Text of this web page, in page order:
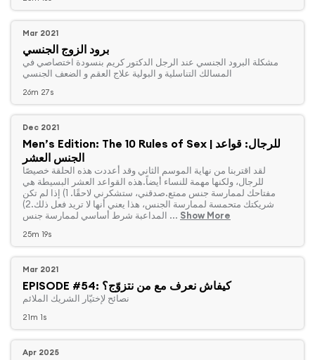
Mar 2021
برود الزوج الجنسي
‏مشكلة البرود الجنسي عند الرجل الدكتور كريم بنسودة اختصاصي في
المسالك التناسلية و البولية علاج العقم و الضعف الجنسي
26m 27s
Dec 2021
Men’s Edition: The 10 Rules of Sex | للرجال: قواعد
الجنس العشر
‏لقد اقتربنا من نهاية الموسم الثاني وقد أعددت هذه الحلقة خصيصًا
للرجال، ولكنها مهمة للنساء أيضاً.هذه القواعد العشر البسيطة هي
مفتاحك لممارسة جنس ممتع.صدقني، ستشكرني لاحقًا. 1) إذا لم تكن
شريكتك متحمسة لممارسة الجنس، هذا يعني أنها لا تريد فعل ذلك.2)
المداعبة شرط أساسي لممارسة جنس ... Show More
25m 19s
Mar 2021
EPISODE #54: كيفاش نعرف مع من نتزوّج؟
‏نصائح لإختيّار الشريك الملائم
21m 1s
Apr 2025